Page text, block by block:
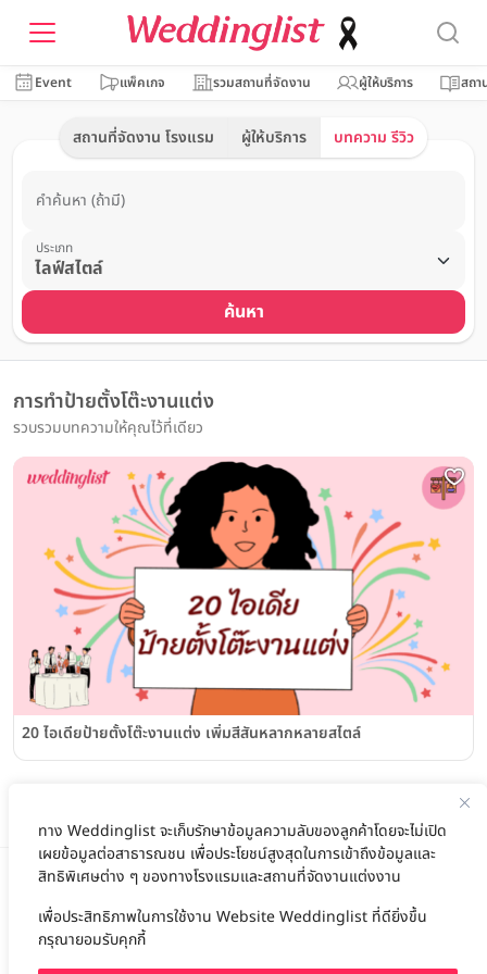
ทาง Weddinglist จะเก็บรักษาข้อมูลความลับของลูกค้าโดยจะไม่เปิด
เผยข้อมูลต่อสาธารณชน เพื่อประโยชน์สูงสุดในการเข้าถึงข้อมูลและ
สิทธิพิเศษต่าง ๆ ของทางโรงแรมและสถานที่จัดงานแต่งงาน
เพื่อประสิทธิภาพในการใช้งาน Website Weddinglist ที่ดียิ่งขึ้น
กรุณายอมรับคุกกี้
Event แพ็คเกจ รวมสถานที่จัดงาน ผู้ให้บริการ สถา
สถานที่จัดงาน โรงแรม ผู้ให้บริการ บทความ รีวิว
คำค้นหา (ถ้ามี)
ประเภท
ค้นหา
การทำป้ายตั้งโต๊ะงานแต่ง
รวบรวมบทความให้คุณไว้ที่เดียว
20 ไอเดียป้ายตั้งโต๊ะงานแต่ง เพิ่มสีสันหลากหลายสไตล์
สนับสนุนโดย